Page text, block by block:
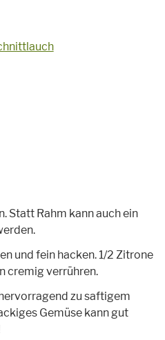
Statt Rahm kann auch ein
und fein hacken. 1/2 Zitrone
cremig verrühren.
zu saftigem
Gemüse kann gut